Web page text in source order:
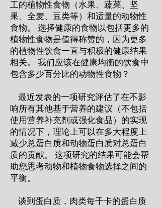
工的植物性食物（水果、蔬菜、坚
果、全麦、豆类等）和适量的动物性
食物。 选择健康的食物以包括更多的
植物性食物是值得称赞的，因为更多
的植物性饮食一直与积极的健康结果
相关。 我们应该在健康均衡的饮食中
包含多少百分比的动物性食物？
最近发表的一项研究评估了在不影
响所有其他基于营养的建议（不包括
使用营养补充剂或强化食品）的实现
的情况下，理论上可以在多大程度上
减少总蛋白质和动物蛋白质对总蛋白
质的贡献。 这项研究的结果可能会帮
助您思考动物和植物食物选择之间的
平衡。
谈到蛋白质，肉类每千卡的蛋白质